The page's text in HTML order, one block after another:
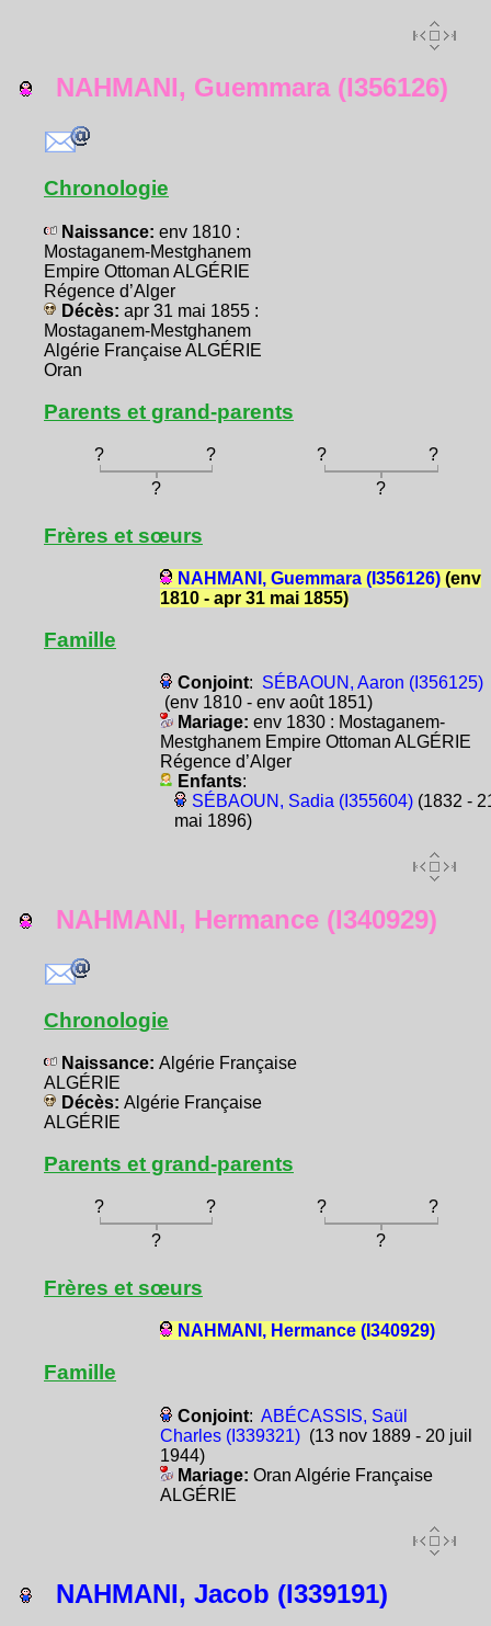
NAHMANI, Guemmara (I356126)
Chronologie
Naissance: env 1810 :
Mostaganem-Mestghanem
Empire Ottoman ALGÉRIE
Régence d’Alger
Décès: apr 31 mai 1855 :
Mostaganem-Mestghanem
Algérie Française ALGÉRIE
Oran
Parents et grand-parents
? ? ?
?
?
?
Frères et sœurs
NAHMANI, Guemmara (I356126)(env
1810 - apr 31 mai 1855)
Famille
Conjoint: SÉBAOUN, Aaron (I356125)
(env 1810 - env août 1851)
Mariage: env 1830 : Mostaganem-
Mestghanem Empire Ottoman ALGÉRIE
Régence d’Alger
Enfants:
SÉBAOUN, Sadia (I355604)(1832 -
mai 1896)
NAHMANI, Hermance (I340929)
Chronologie
Naissance: Algérie Française
ALGÉRIE
Décès: Algérie Française
ALGÉRIE
Parents et grand-parents
? ? ?
?
?
?
Frères et sœurs
NAHMANI, Hermance (I340929)
Famille
Conjoint: ABÉCASSIS, Saül
Charles (I339321)(13 nov 1889 - 20 juil
1944)
Mariage: Oran Algérie Française
ALGÉRIE
NAHMANI, Jacob (I339191)